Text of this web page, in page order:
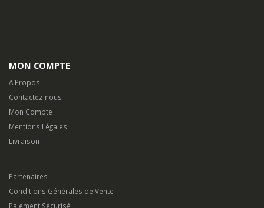
MON COMPTE
A Propos
Contactez-nous
Mon Compte
Mentions Légales
Livraison
Partenaires
Conditions Générales de Vente